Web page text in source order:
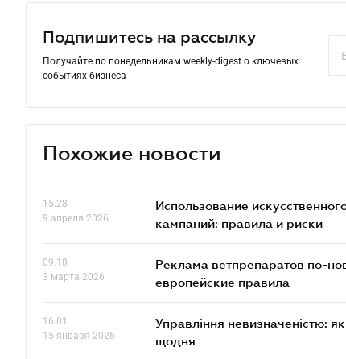
Подпишитесь на рассылку
Получайте по понедельникам weekly-digest о ключевых
событиях бизнеса
Похожие новости
15.28
9 апреля 2026
Использование
кампаний: правила и риски
09.18
3 марта 2026
Реклама ветпрепаратов по-
европейские правила
16.01
15 января 2026
Управління невизначеністю:
щодня